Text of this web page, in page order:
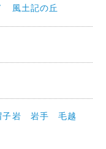
風土記の丘
子岩 岩手 毛越